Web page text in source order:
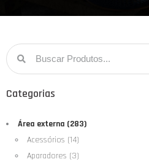
Categorias
Área externa (283)
Acessórios (14)
Aparadores (3)